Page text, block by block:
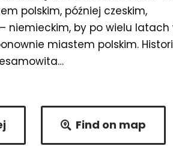
polskim, później czeskim,
niemieckim, by po wielu latach
miastem polskim.
Find on map